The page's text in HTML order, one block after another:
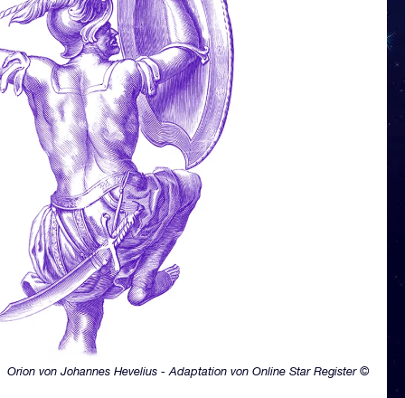
Orion von Johannes Hevelius - Adaptation von Online Star Register ©